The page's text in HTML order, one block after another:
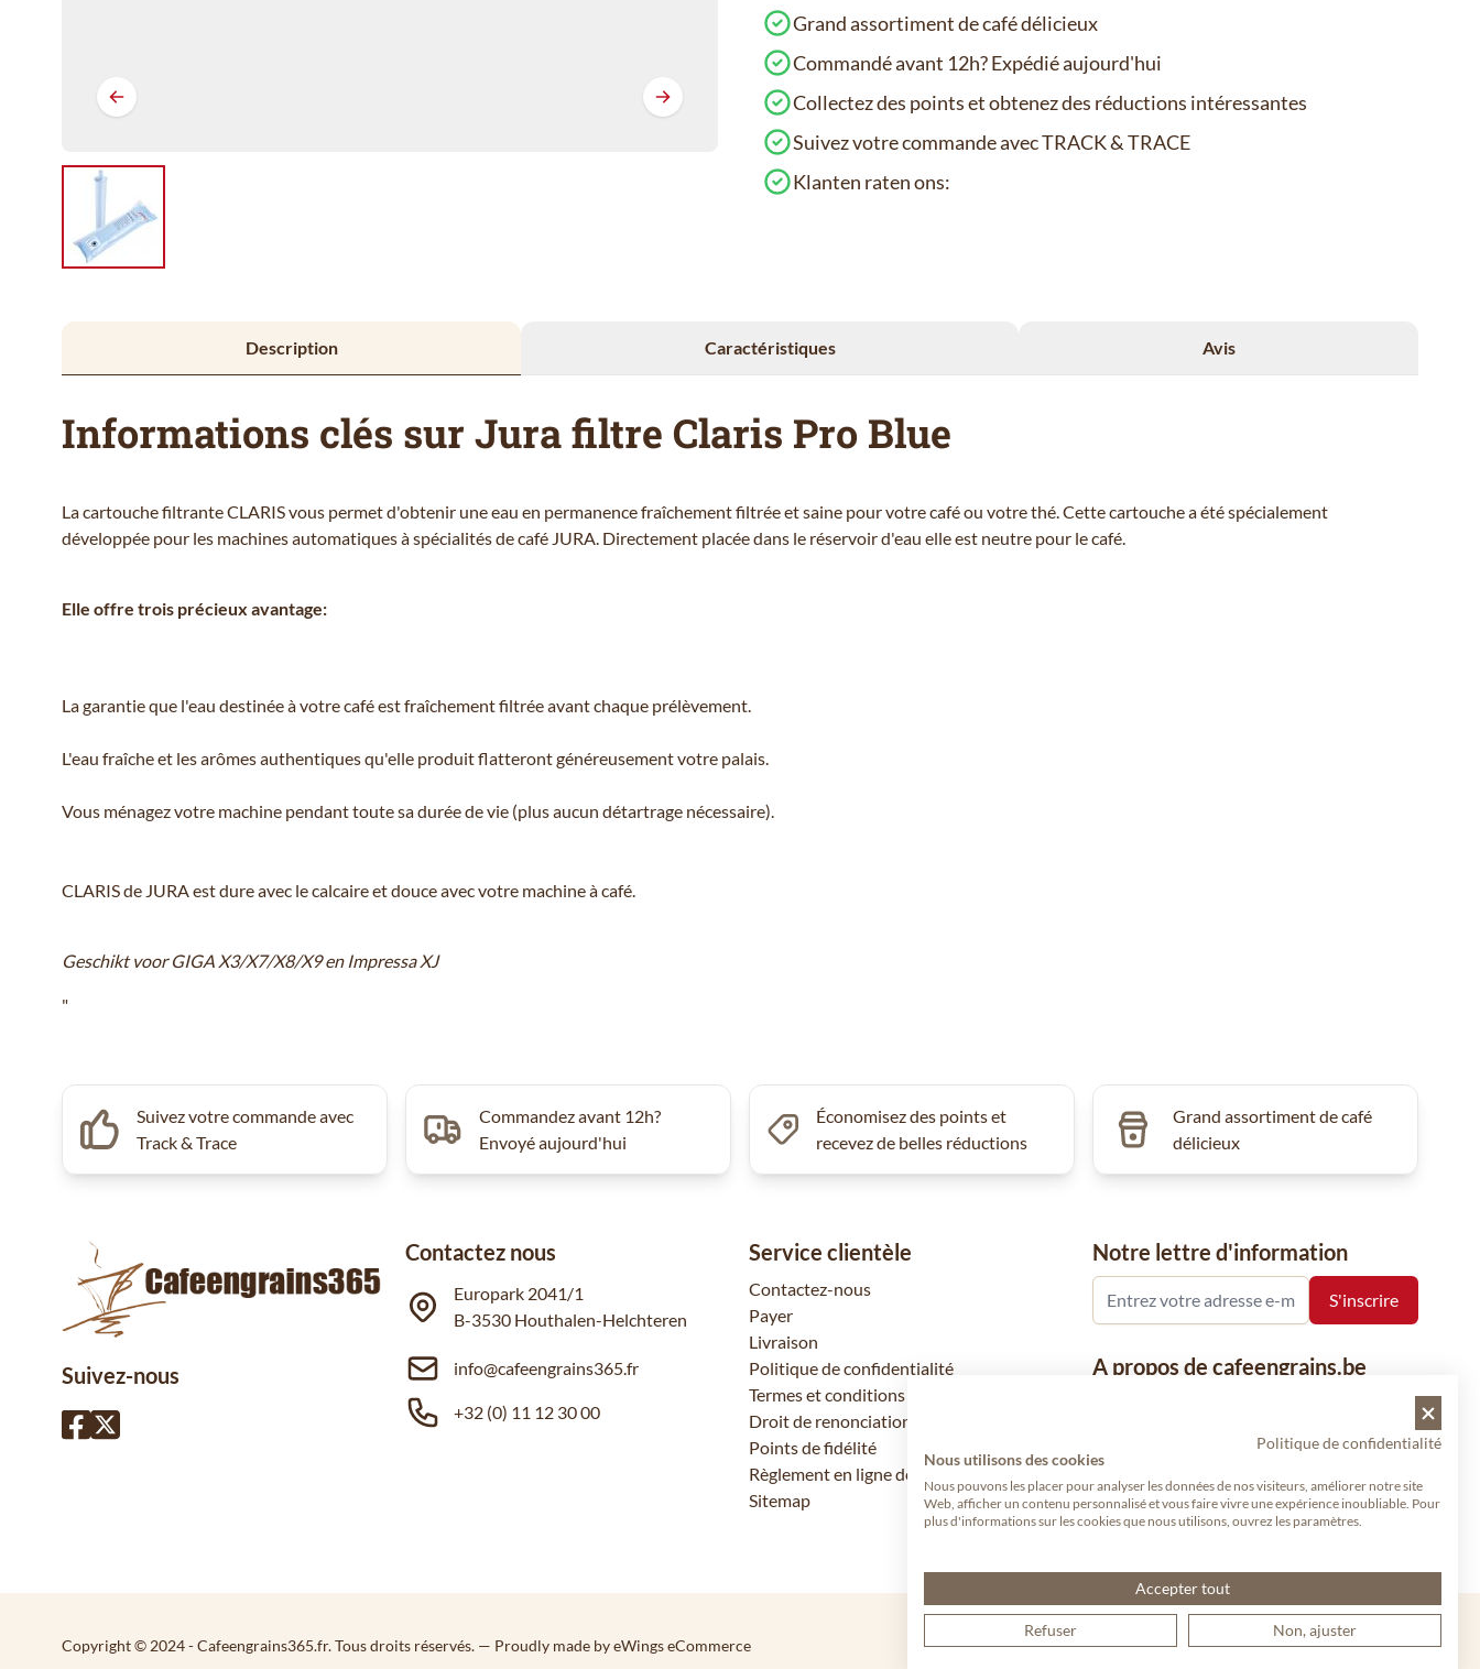
Grand assortiment de café délicieux
Commandé avant 12h? Expédié aujourd'hui
Collectez des points et obtenez des réductions intéressantes
Suivez votre commande avec TRACK & TRACE
Klanten raten ons:
Description Caractéristiques Avis
Informations clés sur Jura filtre Claris Pro Blue
La cartouche filtrante CLARIS vous permet d'obtenir une eau en permanence fraîchement filtrée et saine pour votre café ou votre thé. Cette cartouche a été spécialement
développée pour les machines automatiques à spécialités de café JURA. Directement placée dans le réservoir d'eau elle est neutre pour le café.
Elle offre trois précieux avantage:
La garantie que l'eau destinée à votre café est fraîchement filtrée avant chaque prélèvement.
L'eau fraîche et les arômes authentiques qu'elle produit flatteront généreusement votre palais.
Vous ménagez votre machine pendant toute sa durée de vie (plus aucun détartrage nécessaire).
CLARIS de JURA est dure avec le calcaire et douce avec votre machine à café.
Geschikt voor GIGA X3/X7/X8/X9 en Impressa XJ
"
Suivez votre commande avec
Track & Trace
Commandez avant 12h?
Envoyé aujourd'hui
Économisez des points et
recevez de belles réductions
Grand assortiment de café
délicieux
Suivez-nous
Contactez nous
Europark 2041/1
B-3530 Houthalen-Helchteren
info@cafeengrains365.fr
+32 (0) 11 12 30 00
Service clientèle
Contactez-nous
Payer
Livraison
Politique de confidentialité
Termes et conditions
Droit de renonciation
Points de fidélité
Règlement en ligne des litiges
Sitemap
Notre lettre d'information
A propos de cafeengrains.be
produits à base de café, de renommée
nationale et internationale, tels que le café,
les grains de café, le café moulu et les
dosettes de café, garants de qualité.
Copyright © 2024 - Cafeengrains365.fr. Tous droits réservés. — Proudly made by eWings eCommerce
Politique de confidentialité
Nous utilisons des cookies
Nous pouvons les placer pour analyser les données de nos visiteurs, améliorer notre site
Web, afficher un contenu personnalisé et vous faire vivre une expérience inoubliable. Pour
plus d'informations sur les cookies que nous utilisons, ouvrez les paramètres.
Accepter tout
Refuser Non, ajuster